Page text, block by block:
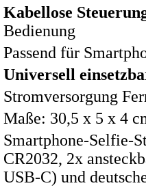
Kabellose
Bedienung
Passend für
Universell
Stromversorgung
Maße: 30,5 x 5 x 4
Smartphone-Selfie-
CR2032, 2x
USB-C) und